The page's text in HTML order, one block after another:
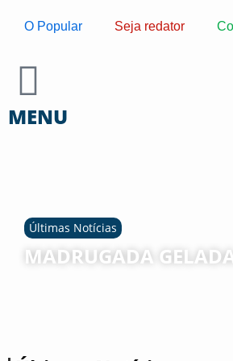
O Popular Seja redator
MENU
Últimas Notícias
MADRUGADA